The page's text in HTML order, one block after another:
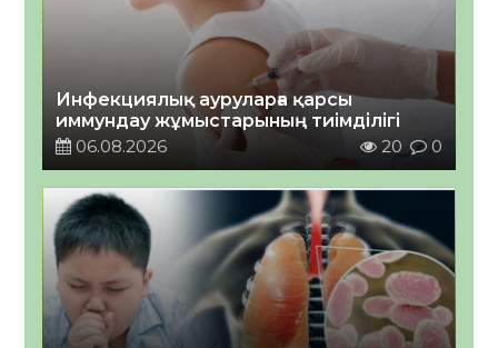
Инфекциялық ауруларға қарсы
иммундау жұмыстарының тиімділігі
06.08.2026
20 0